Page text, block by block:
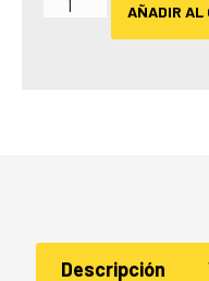
AÑADIR AL
Descripción